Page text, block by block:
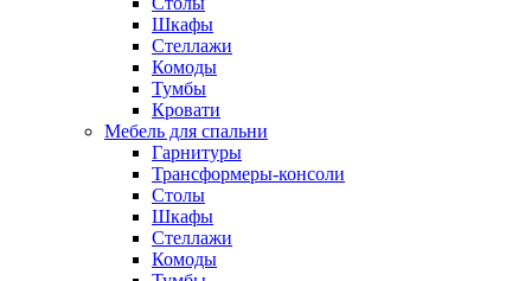
Шкафы
Стеллажи
Комоды
Тумбы
Кровати
Мебель для спальни
Гарнитуры
Трансформеры-консоли
Столы
Шкафы
Стеллажи
Комоды